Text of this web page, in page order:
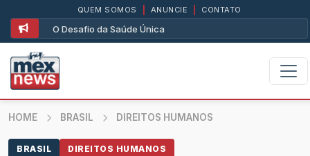
O Desafio da Saúde Única
QUEM SOMOS ANUNCIE CONTATO
HOME BRASIL DIREITOS HUMANOS
BRASIL DIREITOS HUMANOS